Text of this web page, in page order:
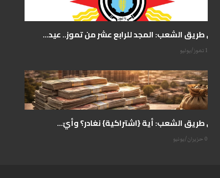
على طريق الشعب: المجد للرابع عشر من تموز.. عيد...
14 تموز/يوليو
على طريق الشعب: أية {اشتراكية} نغادر؟ وأيّ...
07 حزيران/يونيو